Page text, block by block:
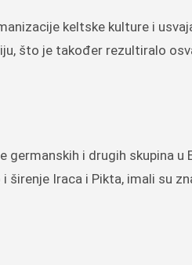
keltske kulture i
što je također rezultiralo
germanskih i drugih skupina u
širenje Iraca i Pikta, imali su